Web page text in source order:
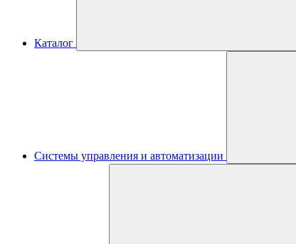
Каталог
Системы управления и автоматизации